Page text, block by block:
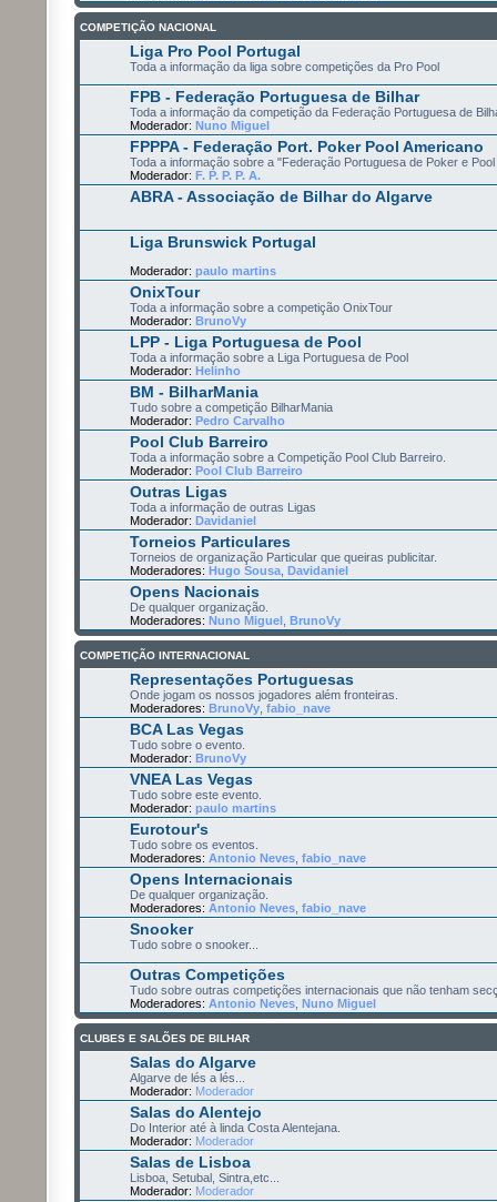
COMPETIÇÃO NACIONAL
Liga Pro Pool Portugal
Toda a informação da liga sobre competições da Pro Pool
FPB - Federação Portuguesa de Bilhar
Toda a informação da competição da Federação Portuguesa de
Moderador: Nuno Miguel
FPPPA - Federação Port. Poker Pool Americano
Toda a informação sobre a "Federação Portuguesa de Poker e
Moderador: F. P. P. P. A.
ABRA - Associação de Bilhar do Algarve
Liga Brunswick Portugal
Moderador: paulo martins
OnixTour
Toda a informação sobre a competição OnixTour
Moderador: BrunoVy
LPP - Liga Portuguesa de Pool
Toda a informação sobre a Liga Portuguesa de Pool
Moderador: Helinho
BM - BilharMania
Tudo sobre a competição BilharMania
Moderador: Pedro Carvalho
Pool Club Barreiro
Toda a informação sobre a Competição Pool Club Barreiro.
Moderador: Pool Club Barreiro
Outras Ligas
Toda a informação de outras Ligas
Moderador: Davidaniel
Torneios Particulares
Torneios de organização Particular que queiras publicitar.
Moderadores: Hugo Sousa Davidaniel
Opens Nacionais
De qualquer organização.
Moderadores: Nuno Miguel BrunoVy
COMPETIÇÃO INTERNACIONAL
Representações Portuguesas
Onde jogam os nossos jogadores além fronteiras.
Moderadores: BrunoVy fabio_nave
BCA Las Vegas
Tudo sobre o evento.
Moderador: BrunoVy
VNEA Las Vegas
Tudo sobre este evento.
Moderador: paulo martins
Eurotour's
Tudo sobre os eventos.
Moderadores: Antonio Neves fabio_nave
Opens Internacionais
De qualquer organização.
Moderadores: Antonio Neves fabio_nave
Snooker
Tudo sobre o snooker...
Outras Competições
Tudo sobre outras competições internacionais que não tenham
Moderadores: Antonio Neves Nuno Miguel
CLUBES E SALÕES DE BILHAR
Salas do Algarve
Algarve de lés a lés...
Moderador: Moderador
Salas do Alentejo
Do Interior até à linda Costa Alentejana.
Moderador: Moderador
Salas de Lisboa
Lisboa, Setubal, Sintra,etc...
Moderador: Moderador